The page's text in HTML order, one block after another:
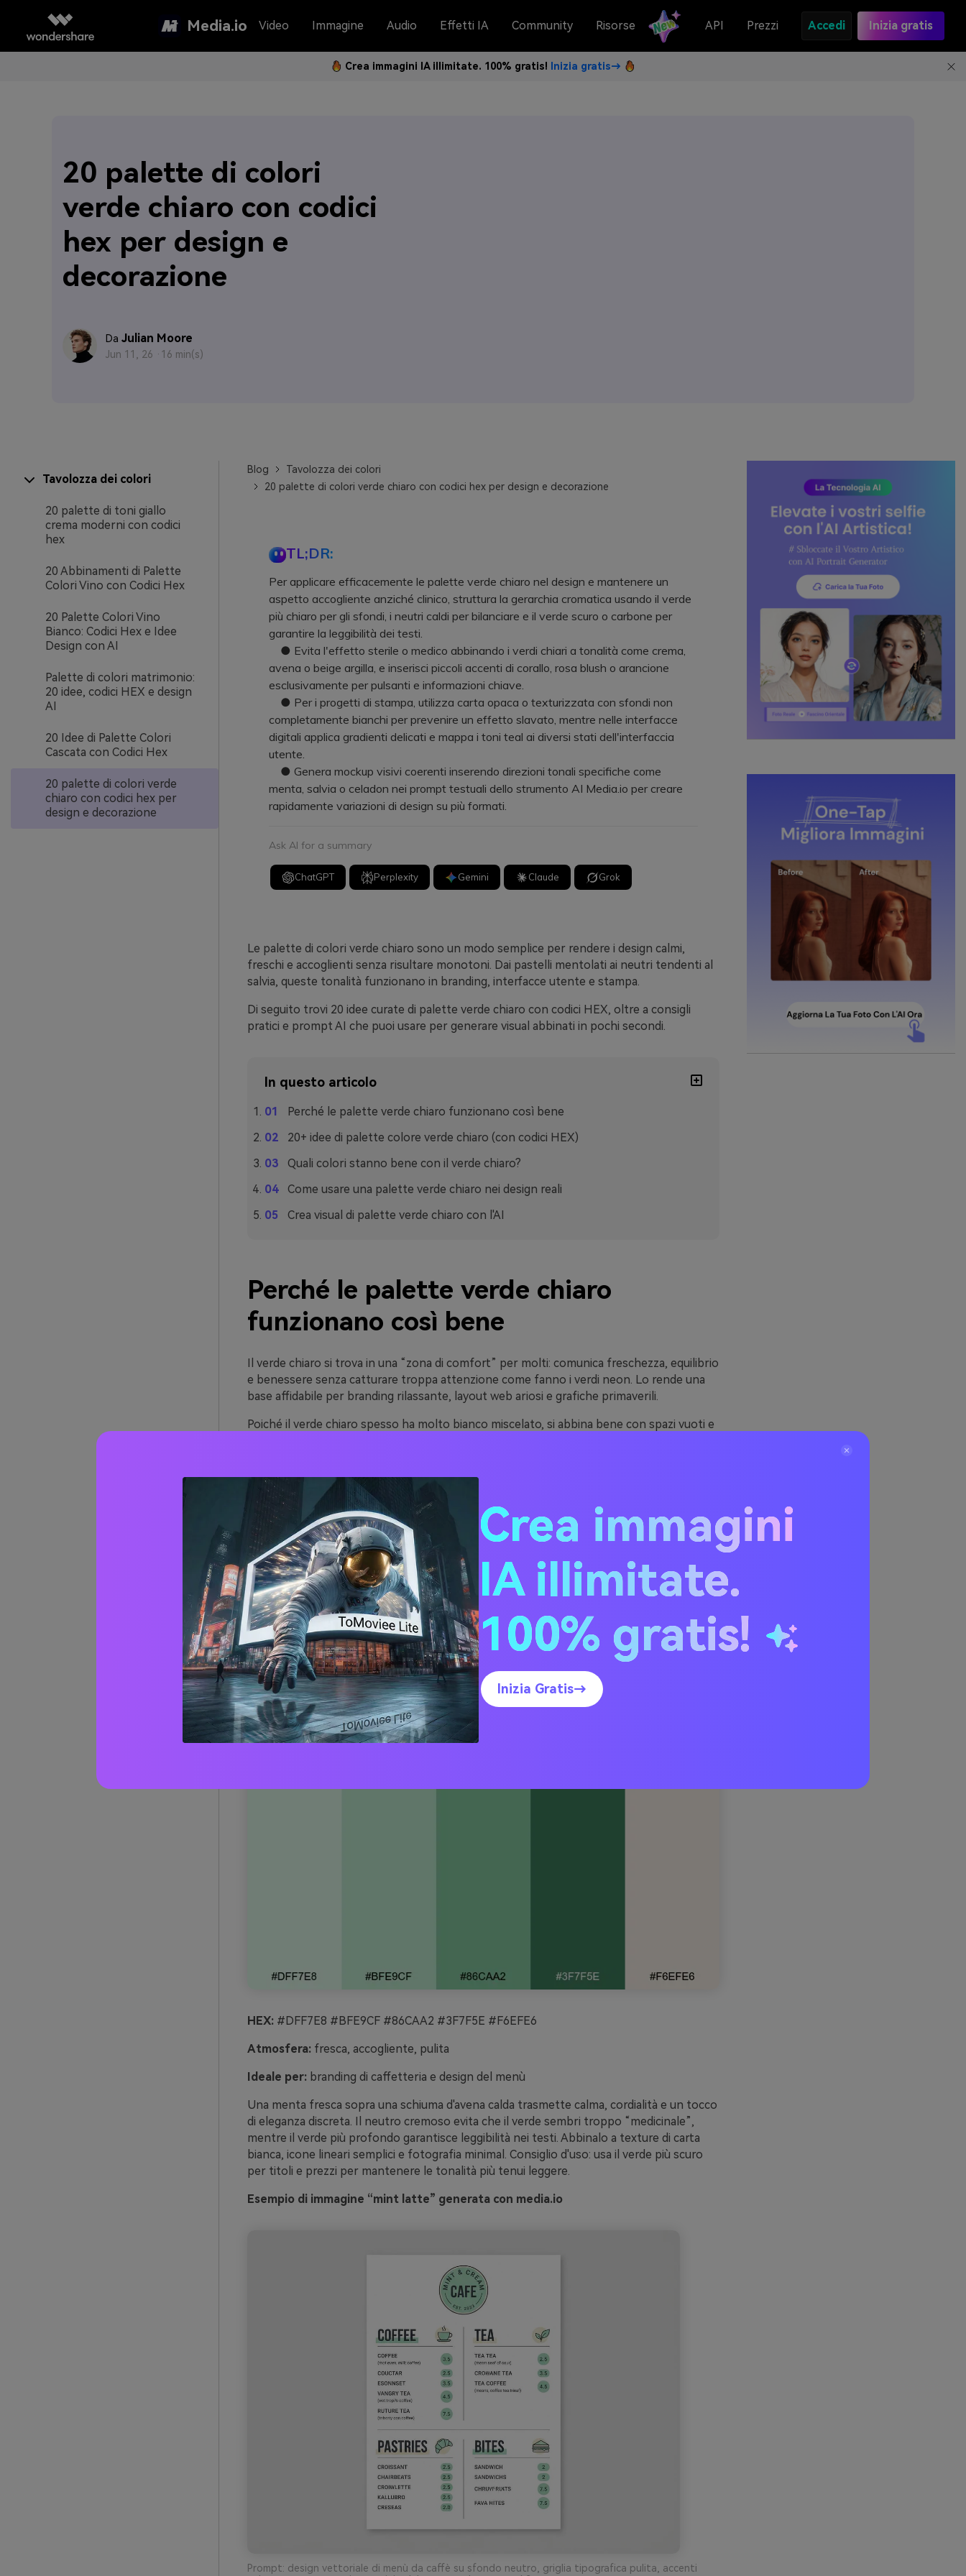
Media.io Video Immagine Audio Effetti IA Community Risorse API Prezzi Accedi Inizia gratis
Crea immagini IA illimitate. 100% gratis! Inizia gratis→
20 palette di colori
verde chiaro con codici
hex per design e
decorazione
Da Julian Moore
Jun 11, 26 · 16 min(s)
Tavolozza dei colori
20 palette di toni giallo
crema moderni con codici
hex
20 Abbinamenti di Palette
Colori Vino con Codici Hex
20 Palette Colori Vino
Bianco: Codici Hex e Idee
Design con AI
Palette di colori matrimonio:
20 idee, codici HEX e design
AI
20 Idee di Palette Colori
Cascata con Codici Hex
20 palette di colori verde
chiaro con codici hex per
design e decorazione
Blog
Tavolozza dei colori
20 palette di colori verde chiaro con codici hex per design e decorazione
TL;DR:
Per applicare efficacemente le palette verde chiaro nel design e mantenere un
aspetto accogliente anziché clinico, struttura la gerarchia cromatica usando il verde
più chiaro per gli sfondi, i neutri caldi per bilanciare e il verde scuro o carbone per
garantire la leggibilità dei testi.
● Evita l'effetto sterile o medico abbinando i verdi chiari a tonalità come crema,
avena o beige argilla, e inserisci piccoli accenti di corallo, rosa blush o arancione
esclusivamente per pulsanti e informazioni chiave.
● Per i progetti di stampa, utilizza carta opaca o texturizzata con sfondi non
completamente bianchi per prevenire un effetto slavato, mentre nelle interfacce
digitali applica gradienti delicati e mappa i toni teal ai diversi stati dell'interfaccia
utente.
● Genera mockup visivi coerenti inserendo direzioni tonali specifiche come
menta, salvia o celadon nei prompt testuali dello strumento AI Media.io per creare
rapidamente variazioni di design su più formati.
Ask AI for a summary
ChatGPT Perplexity Gemini Claude Grok
Le palette di colori verde chiaro sono un modo semplice per rendere i design calmi,
freschi e accoglienti senza risultare monotoni. Dai pastelli mentolati ai neutri tendenti al
salvia, queste tonalità funzionano in branding, interfacce utente e stampa.
Di seguito trovi 20 idee curate di palette verde chiaro con codici HEX, oltre a consigli
pratici e prompt AI che puoi usare per generare visual abbinati in pochi secondi.
In questo articolo
Perché le palette verde chiaro funzionano così bene
20+ idee di palette colore verde chiaro (con codici HEX)
Quali colori stanno bene con il verde chiaro?
Come usare una palette verde chiaro nei design reali
Crea visual di palette verde chiaro con l'AI
Perché le palette verde chiaro
funzionano così bene
Il verde chiaro si trova in una “zona di comfort” per molti: comunica freschezza, equilibrio
e benessere senza catturare troppa attenzione come fanno i verdi neon. Lo rende una
base affidabile per branding rilassante, layout web ariosi e grafiche primaverili.
Poiché il verde chiaro spesso ha molto bianco miscelato, si abbina bene con spazi vuoti e
Un altro vantaggio è la versatilità: i verdi chiari possono tendere al freddo
(menta/schiuma di mare) o al caldo (salvia/celadon), così puoi modulare l'atmosfera
restando nella stessa famiglia. Aiuta a mantenere i design multi-pagina coerenti senza
essere ripetitivi.
20+ idee di palette colore verde
chiaro (con codici HEX)
1) Mint Latte
HEX:#DFF7E8 #BFE9CF #86CAA2 #3F7F5E #F6EFE6
Atmosfera:fresca, accogliente, pulita
Ideale per:branding di caffetteria e design del menù
Una menta fresca sopra una schiuma d'avena calda trasmette calma, cordialità e un tocco
di eleganza discreta. Il neutro cremoso evita che il verde sembri troppo “medicinale”,
mentre il verde più profondo garantisce leggibilità nei testi. Abbinalo a texture di carta
bianca, icone lineari semplici e fotografia minimal. Consiglio d'uso: usa il verde più scuro
per titoli e prezzi per mantenere le tonalità più tenui leggere.
Esempio di immagine “mint latte” generata con media.io
Prompt: design vettoriale di menù da caffè su sfondo neutro, griglia tipografica pulita, accenti
Crea immagini
IA illimitate.
100% gratis!
Inizia Gratis→